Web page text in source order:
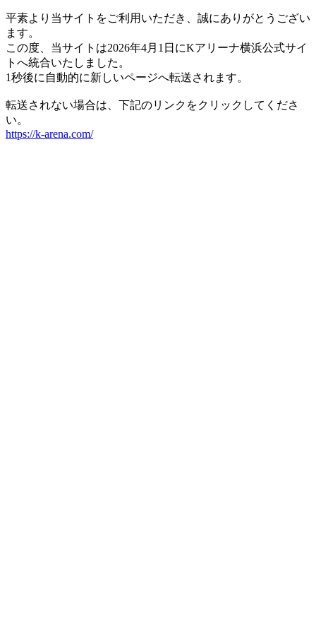
平素より当サイトをご利用いただき、誠にありがとうござい
ます。
この度、当サイトは2026年4月1日にKアリーナ横浜公式サイ
トへ統合いたしました。
1秒後に自動的に新しいページへ転送されます。
転送されない場合は、下記のリンクをクリックしてくださ
い。
https://k-arena.com/